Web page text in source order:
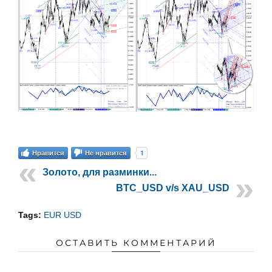
Нравится 1
Не нравится
Золото, для разминки...
BTC_USD v/s XAU_USD
Tags: EUR USD
ОСТАВИТЬ КОММЕНТАРИЙ